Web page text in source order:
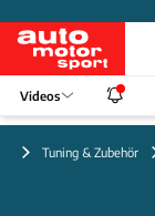
Videos
Tuning & Zubehör